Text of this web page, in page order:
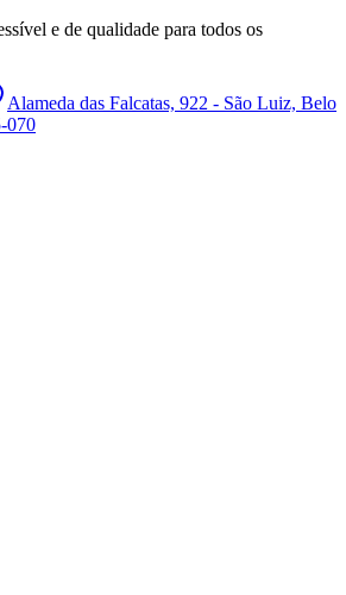
e de qualidade para todos os
Alameda das Falcatas, 922 - São Luiz, Belo
070